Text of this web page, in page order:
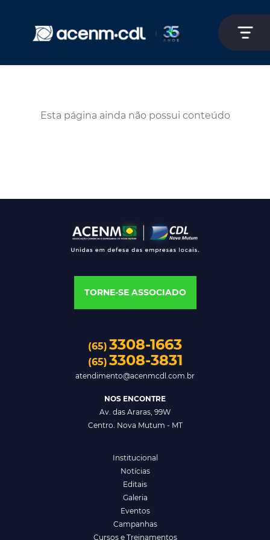
Esta página ainda não possui conteúdo
TORNE-SE ASSOCIADO
(65) 3308-1663
(65) 3308-3831
atendimento@acenmcdl.com.br
NOS ENCONTRE
Av. das Araras, 99W
Centro. Nova Mutum - MT
Institucional
Notícias
Editais
Galeria
Eventos
Campanhas
Cursos e Treinamentos